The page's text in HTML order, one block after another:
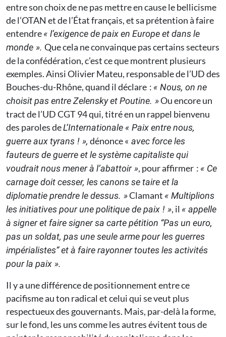
entre son choix de ne pas mettre en cause le bellicisme
de l’OTAN et de l’État français, et sa prétention à faire
entendre« l’exigence de paix en Europe et dans le
monde ». Que cela ne convainque pas certains secteurs
de la confédération, c’est ce que montrent plusieurs
exemples. Ainsi Olivier Mateu, responsable de l’UD des
Bouches-du-Rhône, quand il déclare : « Nous, on ne
choisit pas entre Zelensky et Poutine. »Ou encore un
tract de l’UD CGT 94 qui, titré en un rappel bienvenu
des paroles deL’Internationale « Paix entre nous,
guerre aux tyrans ! », dénonce « avec force les
fauteurs de guerre et le système capitaliste qui
voudrait nous mener à l’abattoir », pour affirmer : « Ce
carnage doit cesser, les canons se taire et la
diplomatie prendre le dessus. »Clamant « Multiplions
les initiatives pour une politique de paix ! », il « appelle
à signer et faire signer sa carte pétition “Pas un euro,
pas un soldat, pas une seule arme pour les guerres
impérialistes” et à faire rayonner toutes les activités
pour la paix ».
Il y a une différence de positionnement entre ce
pacifisme au ton radical et celui qui se veut plus
respectueux des gouvernants. Mais, par-delà la forme,
sur le fond, les uns comme les autres évitent tous de